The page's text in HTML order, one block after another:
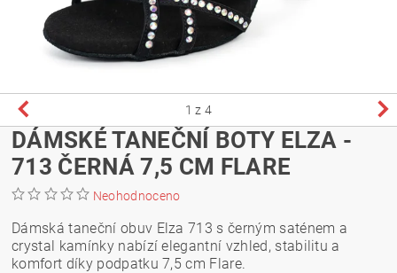
1 z 4
DÁMSKÉ TANEČNÍ BOTY ELZA -
713 ČERNÁ 7,5 CM FLARE
Neohodnoceno
Dámská taneční obuv Elza 713 s černým saténem a
crystal kamínky nabízí elegantní vzhled, stabilitu a
komfort díky podpatku 7,5 cm Flare.